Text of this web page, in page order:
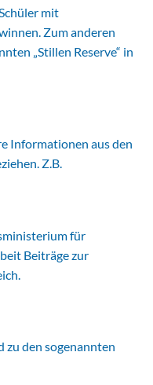
mit
Zum anderen
„Stillen Reserve“ in
Informationen aus den
Z.B.
für
Beiträge zur
zu den sogenannten